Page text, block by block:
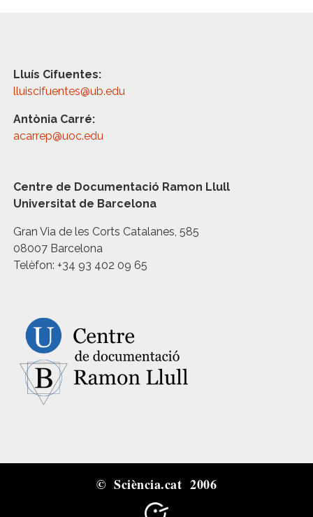
Lluís Cifuentes:
lluiscifuentes@ub.edu
Antònia Carré:
acarrep@uoc.edu
Centre de Documentació Ramon Llull
Universitat de Barcelona
Gran Via de les Corts Catalanes, 585
08007 Barcelona
Telèfon: +34 93 402 09 65
© Sciència.cat 2006